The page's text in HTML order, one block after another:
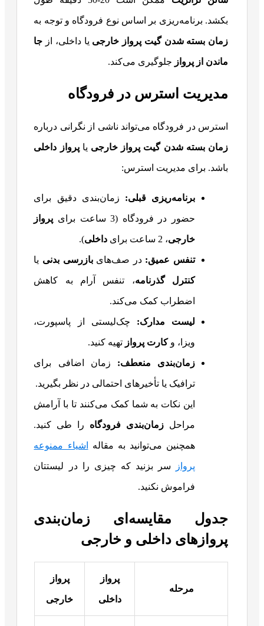
بکشد. برنامه‌ریزی بر اساس نوع فرودگاه و توجه به
زمان بسته شدن گیت پرواز خارجی یا داخلی، از جا
ماندن از پرواز جلوگیری می‌کند.
مدیریت استرس در فرودگاه
استرس در فرودگاه می‌تواند ناشی از نگرانی درباره
زمان بسته شدن گیت پرواز خارجی یاپرواز داخلی
باشد. برای مدیریت استرس:
برنامه‌ریزی قبلی: زمان‌بندی دقیق برای
حضور در فرودگاه (3 ساعت برای پرواز
خارجی، 2 ساعت برای داخلی).
تنفس عمیق: در صف‌هایبازرسی بدنی یا
کنترل گذرنامه، تنفس آرام به کاهش
اضطراب کمک می‌کند.
لیست مدارک: چک‌لیستی از پاسپورت،
ویزا، وکارت پرواز تهیه کنید.
زمان‌بندی منعطف: زمان اضافی برای
ترافیک یا تأخیرهای احتمالی در نظر بگیرید.
این نکات به شما کمک می‌کنند تا با آرامش
مراحل زمان‌بندی فرودگاه را طی کنید.
همچنین می‌توانید به مقاله اشیاء ممنوعه
پرواز سر بزنید که چیزی را در لیستتان
فراموش نکنید.
جدول مقایسه‌ای زمان‌بندی
پروازهای داخلی و خارجی
مرحله
پرواز
داخلی
پرواز
خارجی